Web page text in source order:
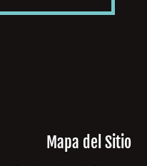
Mapa del Sitio